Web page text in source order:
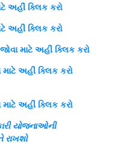
અહીં ક્લિક કરો
અહીં ક્લિક કરો
જોવા માટે અહીં ક્લિક કરો
માટે અહીં ક્લિક કરો
માટે અહીં ક્લિક કરો
યોજનાઓની
રાખશો